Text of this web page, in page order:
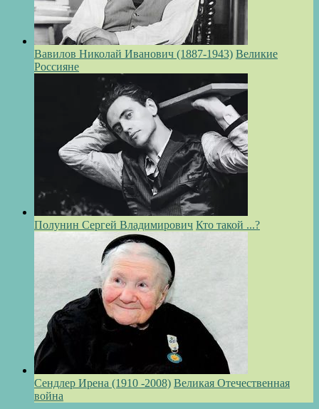
Вавилов Николай Иванович (1887-1943) Великие
Россияне
Полунин Сергей Владимирович Кто такой ...?
Сендлер Ирена (1910 -2008) Великая Отечественная
война